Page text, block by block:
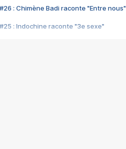
#26 : Chimène Badi raconte "Entre nous"
#25 : Indochine raconte "3e sexe"